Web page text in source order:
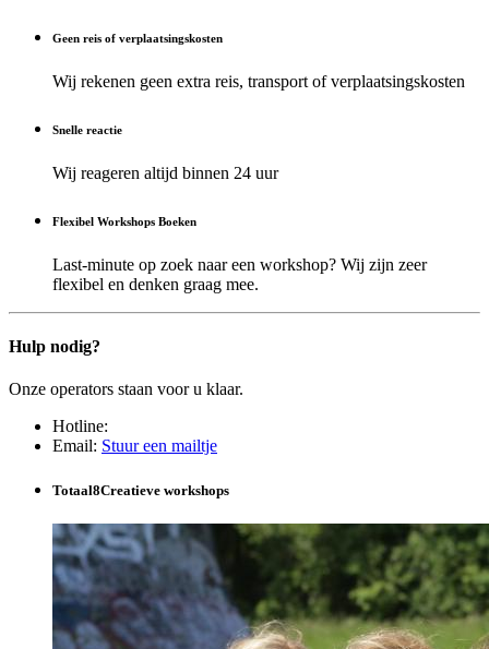
Geen reis of verplaatsingskosten
Wij rekenen geen extra reis, transport of verplaatsingskosten
Snelle reactie
Wij reageren altijd binnen 24 uur
Flexibel Workshops Boeken
Last-minute op zoek naar een workshop? Wij zijn zeer
flexibel en denken graag mee.
Hulp nodig?
Onze operators staan voor u klaar.
Hotline:
Email: Stuur een mailtje
Totaal8Creatieve workshops